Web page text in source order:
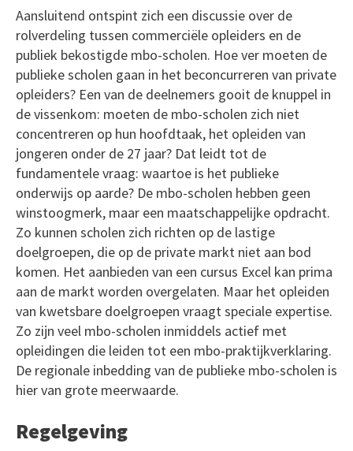
Aansluitend ontspint zich een discussie over de
rolverdeling tussen commerciële opleiders en de
publiek bekostigde mbo-scholen. Hoe ver moeten de
publieke scholen gaan in het beconcurreren van private
opleiders? Een van de deelnemers gooit de knuppel in
de vissenkom: moeten de mbo-scholen zich niet
concentreren op hun hoofdtaak, het opleiden van
jongeren onder de 27 jaar? Dat leidt tot de
fundamentele vraag: waartoe is het publieke
onderwijs op aarde? De mbo-scholen hebben geen
winstoogmerk, maar een maatschappelijke opdracht.
Zo kunnen scholen zich richten op de lastige
doelgroepen, die op de private markt niet aan bod
komen. Het aanbieden van een cursus Excel kan prima
aan de markt worden overgelaten. Maar het opleiden
van kwetsbare doelgroepen vraagt speciale expertise.
Zo zijn veel mbo-scholen inmiddels actief met
opleidingen die leiden tot een mbo-praktijkverklaring.
De regionale inbedding van de publieke mbo-scholen is
hier van grote meerwaarde.
Regelgeving